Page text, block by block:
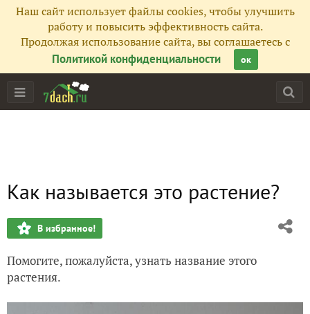
Наш сайт использует файлы cookies, чтобы улучшить
работу и повысить эффективность сайта.
Продолжая использование сайта, вы соглашаетесь с
Политикой конфиденциальности
ок
Как называется это растение?
В избранное!
Помогите, пожалуйста, узнать название этого
растения.